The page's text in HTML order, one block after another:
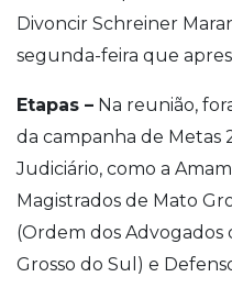
Divoncir Schreiner
segunda-feira que
Etapas – Na reunião,
da campanha de Metas
Judiciário, como a
Magistrados de Mato
(Ordem dos Advogados
Grosso do Sul) e